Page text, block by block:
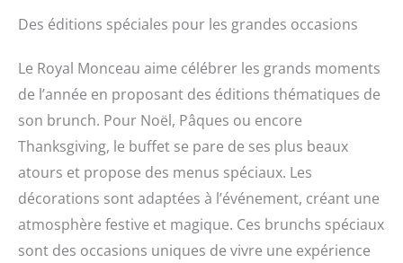
même pour les tout-petits, et sont conformes à la
que les enfants du monde entier cultivent leur
imaginaire, développent leurs savoirs, apprennent et
créent avec leurs mains. Des outils innovants et des
fournitures scolaires durables spécialement conçus
de changer le monde avec leurs mains !
Des éditions spéciales pour les grandes occasions
Le Royal Monceau aime célébrer les grands moments
de l’année en proposant des éditions thématiques de
son brunch. Pour Noël, Pâques ou encore
Thanksgiving, le buffet se pare de ses plus beaux
atours et propose des menus spéciaux. Les
décorations sont adaptées à l’événement, créant une
atmosphère festive et magique. Ces brunchs spéciaux
sont des occasions uniques de vivre une expérience